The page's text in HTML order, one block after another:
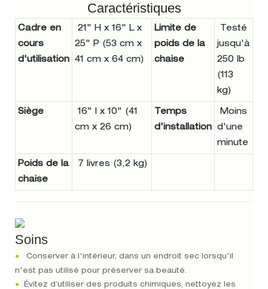
Caractéristiques
Cadre en
cours
d'utilisation
21" H x 16" L x
25" P (53 cm x
41 cm x 64 cm)
Limite de
poids de la
chaise
Testé
jusqu'à
250 lb
(113
kg)
Siège
16" l x 10" (41
cm x 26 cm)
Temps
d'installation
Moins
d'une
minute
Poids de la
chaise
7 livres (3,2 kg)
Soins
●
Conserver à l'intérieur, dans un endroit sec lorsqu'il
n'est pas utilisé pour préserver sa beauté.
●
Évitez d’utiliser des produits chimiques, nettoyez les